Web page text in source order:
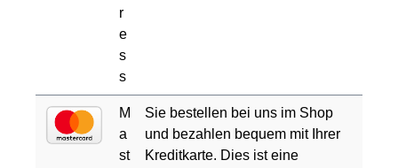
r
e
s
s
M
a
st
Sie bestellen bei uns im Shop
und bezahlen bequem mit Ihrer
Kreditkarte. Dies ist eine